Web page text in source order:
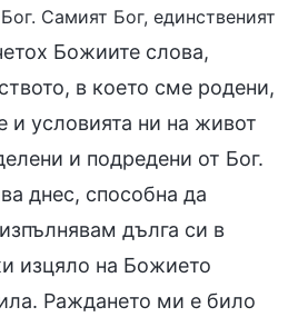
Самият Бог, единственият
Божиите слова,
в което сме родени,
и условията ни на живот
и подредени от Бог.
днес, способна да
дълга си в
изцяло на Божието
Раждането ми е било